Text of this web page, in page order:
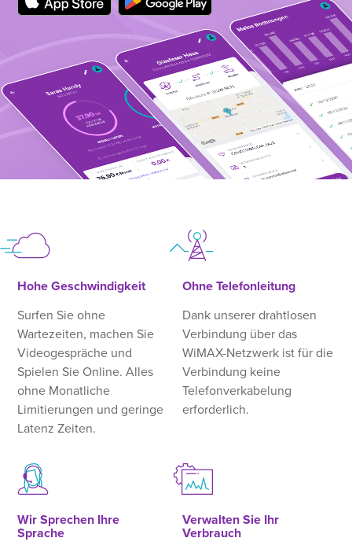
Hohe Geschwindigkeit
Surfen Sie ohne
Wartezeiten, machen Sie
Videogespräche und
Spielen Sie Online. Alles
ohne Monatliche
Limitierungen und geringe
Latenz Zeiten.
Ohne Telefonleitung
Dank unserer drahtlosen
Verbindung über das
WiMAX-Netzwerk ist für die
Verbindung keine
Telefonverkabelung
erforderlich.
Wir Sprechen Ihre
Sprache
Verwalten Sie Ihr
Verbrauch